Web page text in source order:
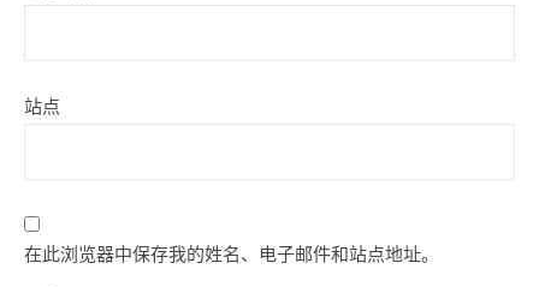
站点
在此浏览器中保存我的姓名、电子邮件和站点地址。